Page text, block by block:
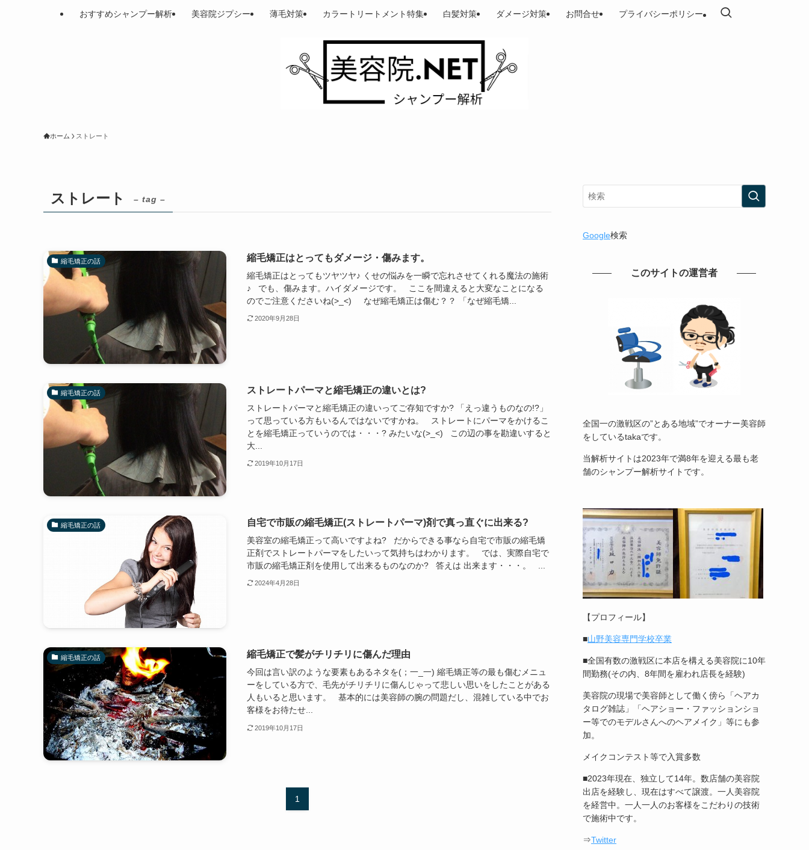
おすすめシャンプー解析 美容院ジプシー 薄毛対策 カラートリートメント特集 白髪対策 ダメージ対策 お問合せ プライバシーポリシー
ホーム ストレート
ストレート – tag –
縮毛矯正の話 縮毛矯正はとってもダメージ・傷みます。
縮毛矯正はとってもツヤツヤ♪ くせの悩みを一瞬で忘れさせてくれる魔法の施術
♪ でも、傷みます。ハイダメージです。 ここを間違えると大変なことになる
のでご注意くださいね(>_<) なぜ縮毛矯正は傷む？？ 「なぜ縮毛矯...
2020年9月28日
縮毛矯正の話 ストレートパーマと縮毛矯正の違いとは?
ストレートパーマと縮毛矯正の違いってご存知ですか? 「えっ違うものなの!?」
って思っている方もいるんではないですかね。 ストレートにパーマをかけるこ
とを縮毛矯正っていうのでは・・・? みたいな(>_<) この辺の事を勘違いすると
大...
2019年10月17日
縮毛矯正の話 自宅で市販の縮毛矯正(ストレートパーマ)剤で真っ直ぐに出来る?
美容室の縮毛矯正って高いですよね? だからできる事なら自宅で市販の縮毛矯
正剤でストレートパーマをしたいって気持ちはわかります。 では、実際自宅で
市販の縮毛矯正剤を使用して出来るものなのか? 答えは 出来ます・・・。 ...
2024年4月28日
縮毛矯正の話 縮毛矯正で髪がチリチリに傷んだ理由
今回は言い訳のような要素もあるネタを(；一_一) 縮毛矯正等の最も傷むメニュ
ーをしている方で、毛先がチリチリに傷んじゃって悲しい思いをしたことがある
人もいると思います。 基本的には美容師の腕の問題だし、混雑している中でお
客様をお待たせ...
2019年10月17日
1
Google検索
このサイトの運営者
全国一の激戦区の”とある地域”でオーナー美容師
をしているtakaです。
当解析サイトは2023年で満8年を迎える最も老
舗のシャンプー解析サイトです。
【プロフィール】
■山野美容専門学校卒業
■全国有数の激戦区に本店を構える美容院に10年
間勤務(その内、8年間を雇われ店長を経験)
美容院の現場で美容師として働く傍ら「ヘアカ
タログ雑誌」「ヘアショー・ファッションショ
ー等でのモデルさんへのヘアメイク」等にも参
加。
メイクコンテスト等で入賞多数
■2023年現在、独立して14年。数店舗の美容院
出店を経験し、現在はすべて譲渡。一人美容院
を経営中。一人一人のお客様をこだわりの技術
で施術中です。
⇒Twitter